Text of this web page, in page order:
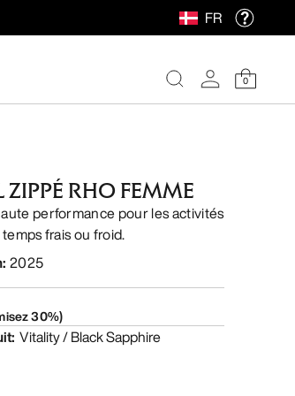
FR
0
ZIPPÉ RHO FEMME
performance pour les activités
frais ou froid.
: 2025
30%)
: Vitality / Black Sapphire